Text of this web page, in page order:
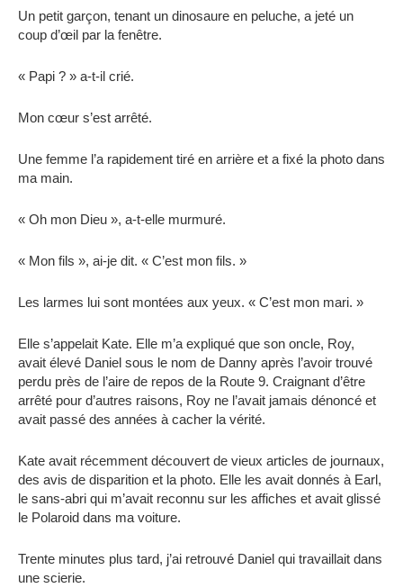
Un petit garçon, tenant un dinosaure en peluche, a jeté un
coup d’œil par la fenêtre.
« Papi ? » a-t-il crié.
Mon cœur s’est arrêté.
Une femme l’a rapidement tiré en arrière et a fixé la photo dans
ma main.
« Oh mon Dieu », a-t-elle murmuré.
« Mon fils », ai-je dit. « C’est mon fils. »
Les larmes lui sont montées aux yeux. « C’est mon mari. »
Elle s’appelait Kate. Elle m’a expliqué que son oncle, Roy,
avait élevé Daniel sous le nom de Danny après l’avoir trouvé
perdu près de l’aire de repos de la Route 9. Craignant d’être
arrêté pour d’autres raisons, Roy ne l’avait jamais dénoncé et
avait passé des années à cacher la vérité.
Kate avait récemment découvert de vieux articles de journaux,
des avis de disparition et la photo. Elle les avait donnés à Earl,
le sans-abri qui m’avait reconnu sur les affiches et avait glissé
le Polaroid dans ma voiture.
Trente minutes plus tard, j’ai retrouvé Daniel qui travaillait dans
une scierie.